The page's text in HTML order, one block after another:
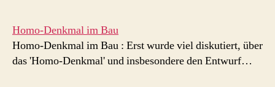
Homo-Denkmal im Bau
Homo-Denkmal im Bau : Erst wurde viel diskutiert, über
das 'Homo-Denkmal' und insbesondere den Entwurf…